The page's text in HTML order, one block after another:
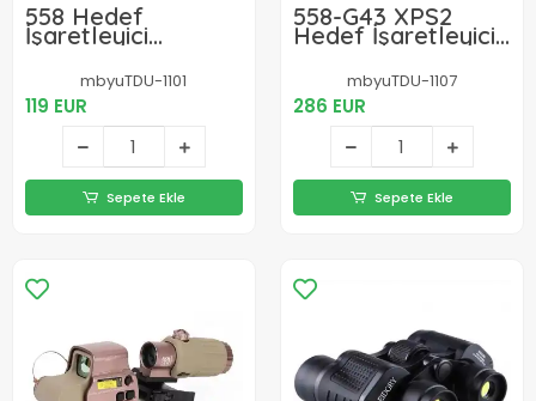
558 Hedef
İşaretleyici
Holografik
Nişangâh Reddot -
SiyahmbyuTDU-1101
119 EUR
Sepete Ekle
558-G43 XPS2
Hedef İşaretleyici
Red Dot -
Holografik
Nişangâh, 5x
Büyütmeli Set-
mbyuTDU-1107
286 EUR
Sepete Ekle